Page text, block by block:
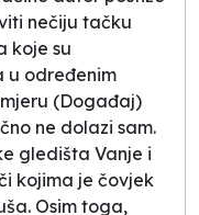
nečiju tačku
koje su
u određenim
(Događaj)
ne dolazi sam.
gledišta Vanje i
kojima je čovjek
. Osim toga,